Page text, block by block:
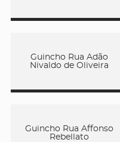
Guincho Rua Adão
Nivaldo de Oliveira
Guincho Rua Affonso
Rebellato